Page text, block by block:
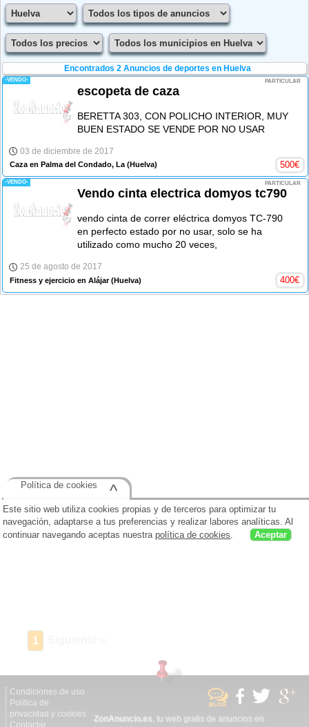
Encontrados 2 Anuncios de deportes en Huelva
-VENDO- PARTICULAR
escopeta de caza
BERETTA 303, CON POLICHO INTERIOR, MUY
BUEN ESTADO SE VENDE POR NO USAR
03 de diciembre de 2017
Caza en Palma del Condado, La (Huelva) 500€
-VENDO- PARTICULAR
Vendo cinta electrica domyos tc790
vendo cinta de correr eléctrica domyos TC-790
en perfecto estado por no usar, solo se ha
utilizado como mucho 20 veces,
25 de agosto de 2017
Fitness y ejercicio en Alájar(Huelva) 400€
1
Condiciones de uso
Política de
privacidad y cookies
Contactar
ZonAnuncio.es, tu web gratis de anuncios en
Este sitio web utiliza cookies propias y de terceros para optimizar tu
navegación, adaptarse a tus preferencias y realizar labores analíticas. Al
continuar navegando aceptas nuestrapolítica de cookies. Aceptar
Política de cookies ^